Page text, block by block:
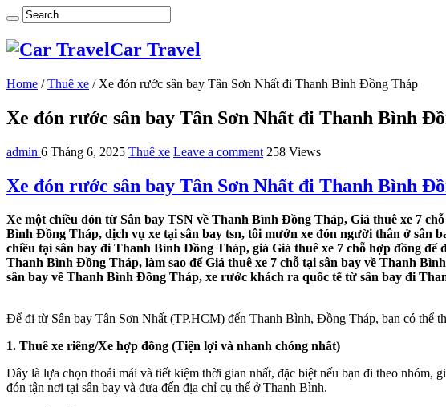
Car Travel
Home / Thuê xe / Xe đón rước sân bay Tân Sơn Nhất đi Thanh Bình Đồng Tháp
Xe đón rước sân bay Tân Sơn Nhất đi Thanh Bình
admin 6 Tháng 6, 2025 Thuê xe Leave a comment 258 Views
Xe đón rước sân bay Tân Sơn Nhất đi Thanh Bình
Xe một chiều đón từ Sân bay TSN về Thanh Bình Đồng Tháp, Giá thuê xe 7
Bình Đồng Tháp, dịch vụ xe tại sân bay tsn, tôi mướn xe đón người thân ở sân
chiều tại sân bay đi Thanh Bình Đồng Tháp, giá Giá thuê xe 7 chỗ hợp đồng
Thanh Bình Đồng Tháp, làm sao để Giá thuê xe 7 chỗ tại sân bay về Thanh
sân bay về Thanh Bình Đồng Tháp, xe rước khách ra quốc tế từ sân bay đi
Để đi từ Sân bay Tân Sơn Nhất (TP.HCM) đến Thanh Bình, Đồng Tháp, bạn có thể
1. Thuê xe riêng/Xe hợp đồng (Tiện lợi và nhanh chóng nhất)
Đây là lựa chọn thoải mái và tiết kiệm thời gian nhất, đặc biệt nếu bạn đi theo
đón tận nơi tại sân bay và đưa đến địa chỉ cụ thể ở Thanh Bình.